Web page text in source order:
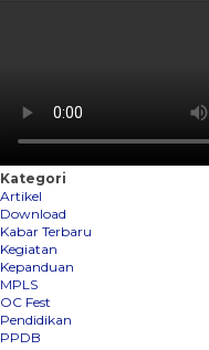
Kategori
Artikel
Download
Kabar Terbaru
Kegiatan
Kepanduan
MPLS
OC Fest
Pendidikan
PPDB